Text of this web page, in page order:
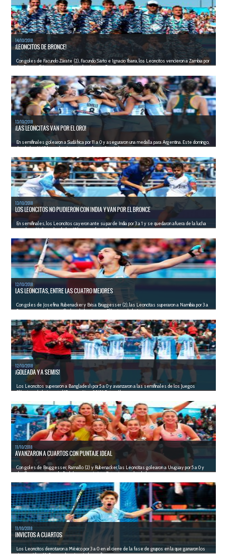
14/10/2018
¡LEONCITOS DE BRONCE!
Con goles de Facundo Zárate (2), Facundo Sarto e Ignacio Ibarra, los Leoncitos vencieron a Zambia por
4 a 0 en su última presentación en los Juegos O...
LEER MÁS
13/10/2018
¡LAS LEONCITAS VAN POR EL ORO!
En semifinales golearon a Sudáfrica por 11 a 0 y aseguraron una medalla para Argentina. Este domingo,
desde las 16.40 horas, las Leoncitas enfrentarán a Ind...
LEER MÁS
13/10/2018
LOS LEONCITOS NO PUDIERON CON INDIA Y VAN POR EL BRONCE
En semifinales, los Leoncitos cayeron ante su par de India por 3 a 1 y se quedaron afuera de la lucha
por el oro. Mañana, desde las 13 horas, enfrentarán a ...
LEER MÁS
12/10/2018
LAS LEONCITAS, ENTRE LAS CUATRO MEJORES
Con goles de Josefina Rubenacker y Brisa Bruggesser (2), las Leoncitas superaron a Namibia por 3 a
0 y avanzaron a las semifinales de los Juegos Olímpicos de la Ju...
LEER MÁS
12/10/2018
¡GOLEADA Y A SEMIS!
Los Leoncitos superaron a Bangladesh por 5 a 0 y avanzaron a las semifinales de los Juegos
Olímpicos de la Juventud "Buenos Aires 2018". Este sába...
LEER MÁS
11/10/2018
AVANZARON A CUARTOS CON PUNTAJE IDEAL
Con goles de Bruggesser, Ramallo (2) y Rubenacker, las Leoncitas golearon a Uruguay por 5 a 0 y
clasificaron a cuartos de final de manera invicta. Este viernes, desde las...
LEER MÁS
11/10/2018
INVICTOS A CUARTOS
Los Leoncitos derrotaron a México por 3 a 0 en el cierre de la fase de grupos en la que ganaron los